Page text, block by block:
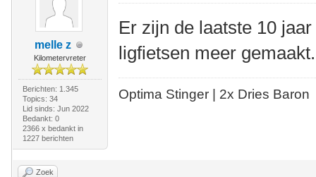
melle z
Kilometervreter
Berichten: 1.345
Topics: 34
Lid sinds: Jun 2022
Bedankt: 0
2366 x bedankt in
1227 berichten
Er zijn de laatste 10
ligfietsen meer
Optima Stinger | 2x Dries Baron
Zoek